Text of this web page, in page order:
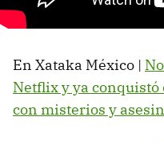
En Xataka México |
Netflix y ya conquistó
con misterios y